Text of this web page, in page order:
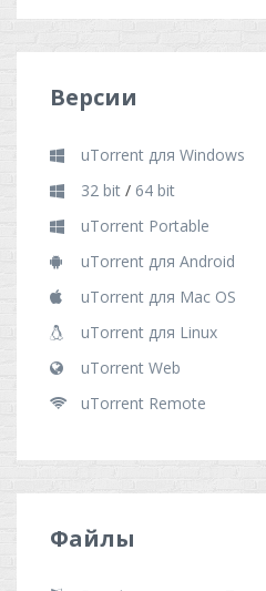
Версии
uTorrent для Windows
32 bit / 64 bit
uTorrent Portable
uTorrent для Android
uTorrent для Mac OS
uTorrent для Linux
uTorrent Web
uTorrent Remote
Файлы